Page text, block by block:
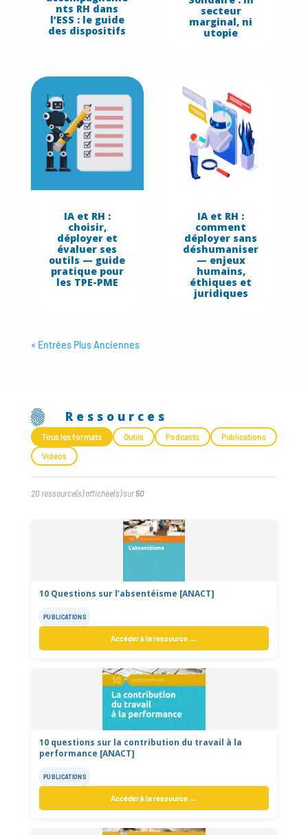
nts RH dans
l’ESS : le guide
des dispositifs
secteur
marginal, ni
utopie
IA et RH :
choisir,
déployer et
évaluer ses
outils — guide
pratique pour
les TPE-PME
IA et RH :
comment
déployer sans
déshumaniser
— enjeux
humains,
éthiques et
juridiques
« Entrées Plus Anciennes
Ressources
Tous les formats Outils Podcasts
Publications
Vidéos
20ressource(s) affichée(s) sur50
10 Questions sur l’absentéisme [ANACT]
PUBLICATIONS
Accéder à la ressource →
10 questions sur la contribution du travail à la
performance [ANACT]
PUBLICATIONS
Accéder à la ressource →